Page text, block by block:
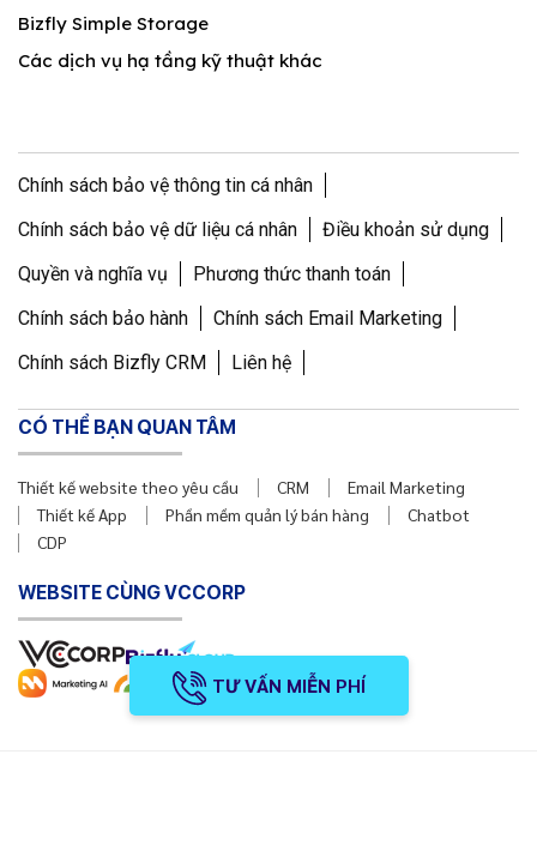
TƯ VẤN MIỄN PHÍ
Bizfly Simple Storage
Các dịch vụ hạ tầng kỹ thuật khác
Chính sách bảo vệ thông tin cá nhân
Chính sách bảo vệ dữ liệu cá nhân
Điều khoản sử dụng
Quyền và nghĩa vụ
Phương thức thanh toán
Chính sách bảo hành
Chính sách Email Marketing
Chính sách Bizfly CRM
Liên hệ
CÓ THỂ BẠN QUAN TÂM
Thiết kế website theo yêu cầu CRM
Email Marketing
Thiết kế App
Phần mềm quản lý bán hàng
Chatbot
CDP
WEBSITE CÙNG VCCORP